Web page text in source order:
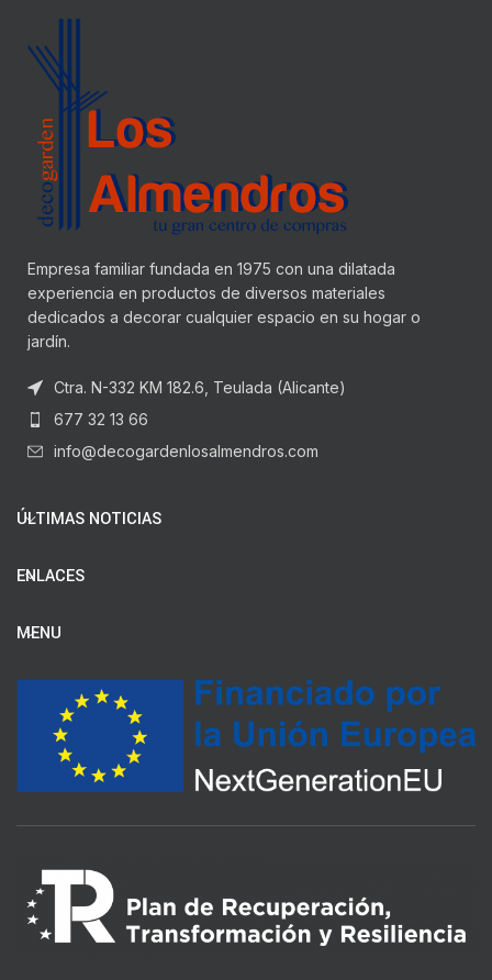
Empresa familiar fundada en 1975 con una dilatada
experiencia en productos de diversos materiales
dedicados a decorar cualquier espacio en su hogar o
jardín.
Ctra. N-332 KM 182.6, Teulada (Alicante)
677 32 13 66
info@decogardenlosalmendros.com
ÚLTIMAS NOTICIAS
ENLACES
MENU